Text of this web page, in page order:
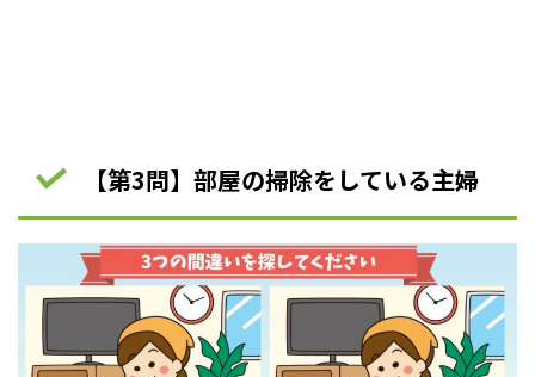
【第3問】部屋の掃除をしている主婦